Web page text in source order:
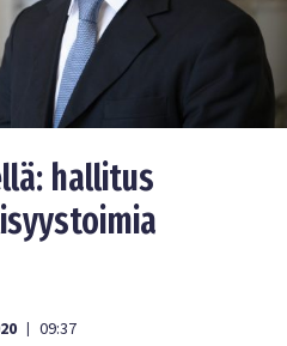
hallitus
| 09:37